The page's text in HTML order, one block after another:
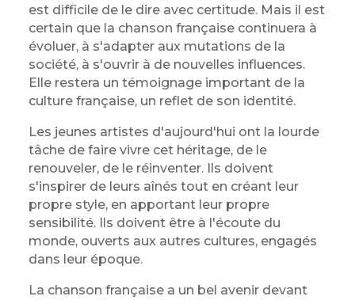
est difficile de le dire avec certitude. Mais il est
certain que la chanson française continuera à
évoluer, à s'adapter aux mutations de la
société, à s'ouvrir à de nouvelles influences.
Elle restera un témoignage important de la
culture française, un reflet de son identité.
Les jeunes artistes d'aujourd'hui ont la lourde
tâche de faire vivre cet héritage, de le
renouveler, de le réinventer. Ils doivent
s'inspirer de leurs aînés tout en créant leur
propre style, en apportant leur propre
sensibilité. Ils doivent être à l'écoute du
monde, ouverts aux autres cultures, engagés
dans leur époque.
La chanson française a un bel avenir devant